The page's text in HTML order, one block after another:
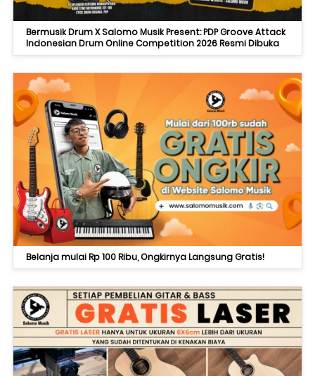
Bermusik Drum X Salomo Musik Present: PDP Groove Attack
Indonesian Drum Online Competition 2026 Resmi Dibuka
Belanja mulai Rp 100 Ribu, Ongkirnya Langsung Gratis!